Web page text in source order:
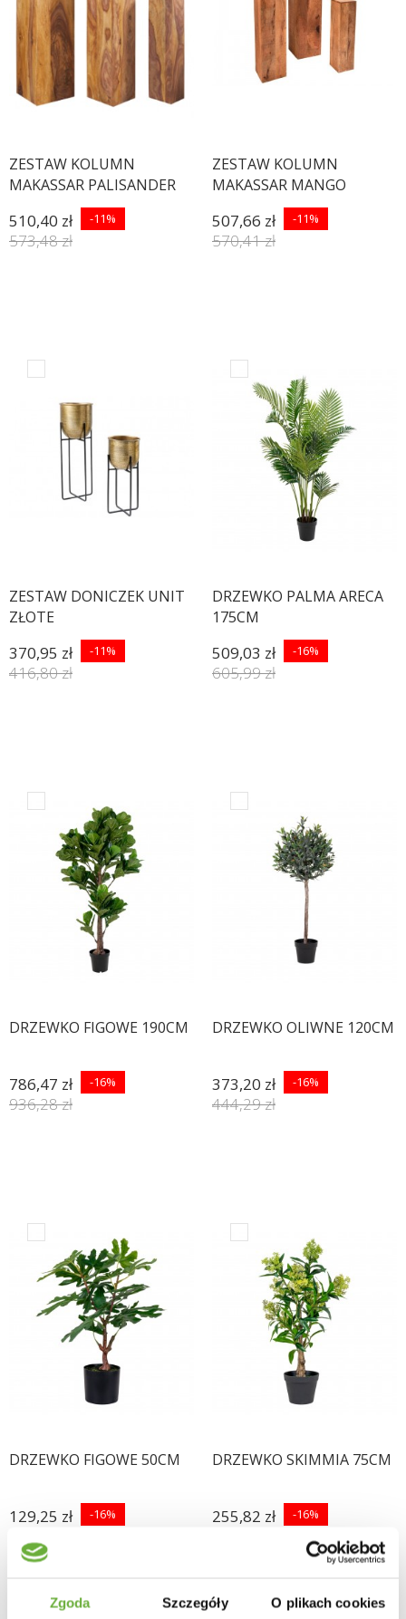
Zgoda Szczegóły O plikach cookies
ZESTAW KOLUMN
MAKASSAR PALISANDER
510,40 zł -11%
573,48 zł
ZESTAW KOLUMN
MAKASSAR MANGO
507,66 zł -11%
570,41 zł
ZESTAW DONICZEK UNIT
ZŁOTE
370,95 zł -11%
416,80 zł
DRZEWKO PALMA ARECA
175CM
509,03 zł -16%
605,99 zł
DRZEWKO FIGOWE 190CM
786,47 zł -16%
936,28 zł
DRZEWKO OLIWNE 120CM
373,20 zł -16%
444,29 zł
DRZEWKO FIGOWE 50CM
129,25 zł -16%
DRZEWKO SKIMMIA 75CM
255,82 zł -16%